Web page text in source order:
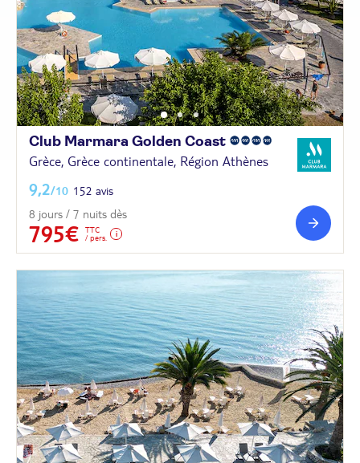
Club Marmara Golden Coast
Grèce, Grèce continentale, Région Athènes
9,2/10 152 avis
8 jours / 7 nuits dès
795€
TTC
/ pers.